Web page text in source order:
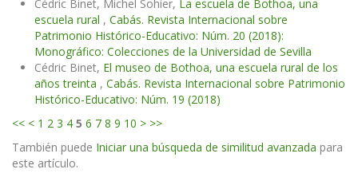
Cédric Binet, Michel Sohier, La escuela de Bothoa, una
escuela rural , Cabás. Revista Internacional sobre
Patrimonio Histórico-Educativo: Núm. 20 (2018):
Monográfico: Colecciones de la Universidad de Sevilla
Cédric Binet, El museo de Bothoa, una escuela rural de los
años treinta , Cabás. Revista Internacional sobre Patrimonio
Histórico-Educativo: Núm. 19 (2018)
<< < 1 2 3 4 5 6 7 8 9 10 > >>
También puede Iniciar una búsqueda de similitud avanzada para
este artículo.